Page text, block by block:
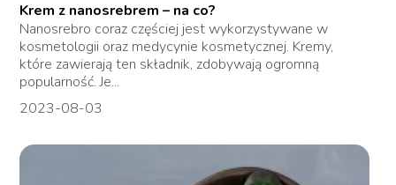
Krem z nanosrebrem – na co?
Nanosrebro coraz częściej jest wykorzystywane w
kosmetologii oraz medycynie kosmetycznej. Kremy,
które zawierają ten składnik, zdobywają ogromną
popularność. Je...
2023-08-03